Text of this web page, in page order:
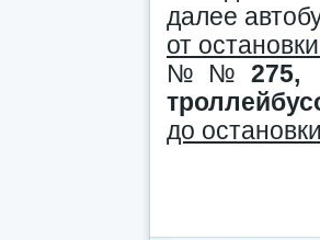
далее
от
№№ 275,
до